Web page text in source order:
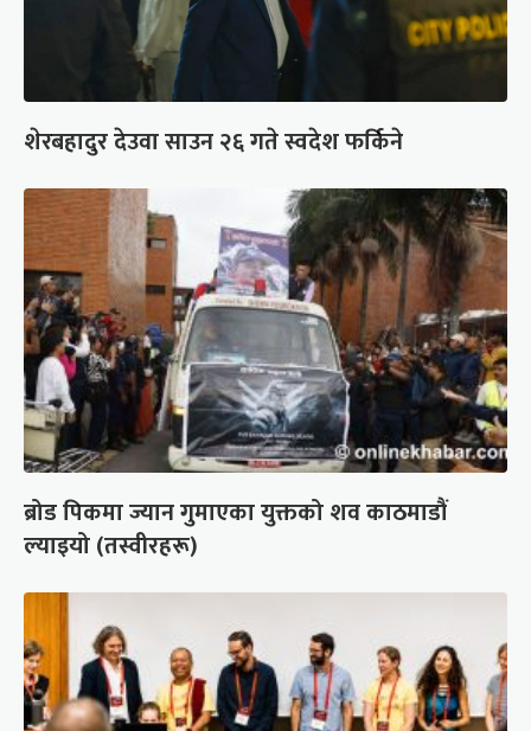
शेरबहादुर देउवा साउन २६ गते स्वदेश फर्किने
ब्रोड पिकमा ज्यान गुमाएका युक्तको शव काठमाडौं
ल्याइयो (तस्वीरहरू)